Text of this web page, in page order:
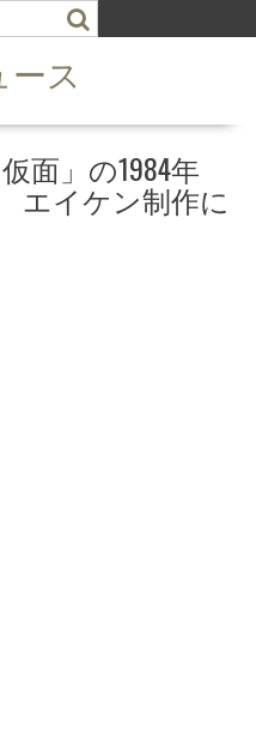
ス
面」の1984年
エイケン制作に